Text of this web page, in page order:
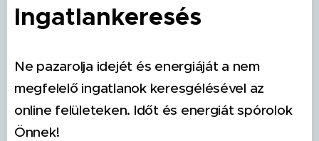
Ingatlankeresés
Ne pazarolja idejét és energiáját a nem
megfelelő ingatlanok keresgélésével az
online felületeken. Időt és energiát spórolok
Önnek!